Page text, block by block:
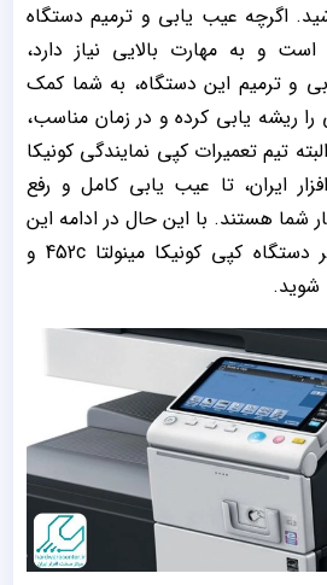
اگرچه عیب یابی و ترمیم دستگاه
و به مهارت بالایی نیاز دارد،
و ترمیم این دستگاه، به شما کمک
ریشه یابی کرده و در زمان مناسب،
تیم تعمیرات کپی نمایندگی کونیکا
ایران، تا عیب یابی کامل و رفع
شما هستند. با این حال در ادامه این
مطلب، با جزئیات تعمیر دستگاه کپی کونیکا مینولتا 452c و
شوید.